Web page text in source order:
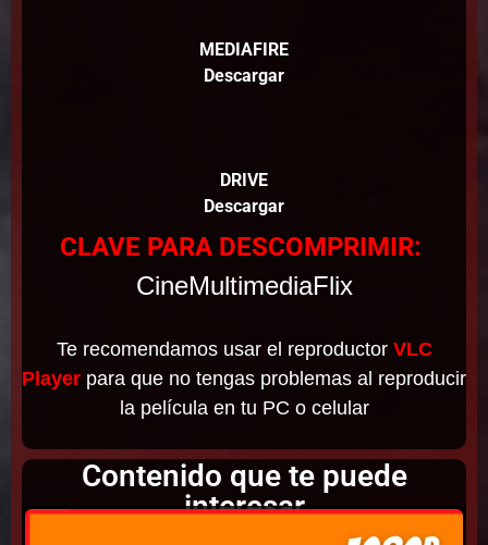
MEDIAFIRE
Descargar
DRIVE
Descargar
CLAVE PARA DESCOMPRIMIR:
CineMultimediaFlix
Te recomendamos usar el reproductor VLC
Player para que no tengas problemas al reproducir
la película en tu PC o celular
Contenido que te puede
interesar